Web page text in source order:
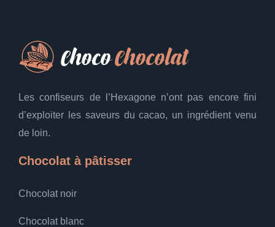
Les confiseurs de l’Hexagone n’ont pas encore fini
d’exploiter les saveurs du cacao, un ingrédient venu
de loin.
Chocolat à pâtisser
Chocolat noir
Chocolat blanc